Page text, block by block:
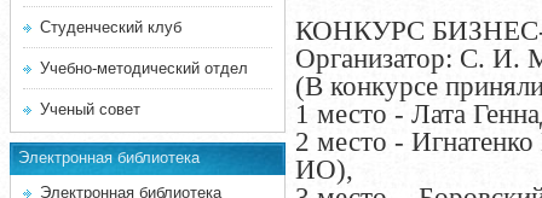
Студенческий клуб
Учебно-методический отдел
Ученый совет
Электронная библиотека
Электронная библиотека
КОНКУРС
Организатор: С. И.
(В конкурсе
1 место - Лата
2 место -
ИО),